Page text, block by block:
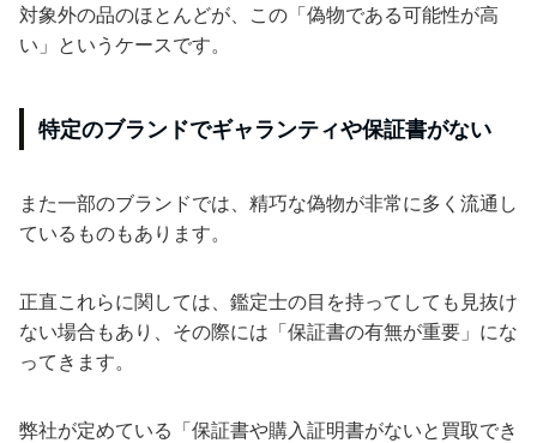
対象外の品のほとんどが、この「偽物である可能性が高
い」というケースです。
特定のブランドでギャランティや保証書がない
また一部のブランドでは、精巧な偽物が非常に多く流通し
ているものもあります。
正直これらに関しては、鑑定士の目を持ってしても見抜け
ない場合もあり、その際には「保証書の有無が重要」にな
ってきます。
弊社が定めている「保証書や購入証明書がないと買取でき